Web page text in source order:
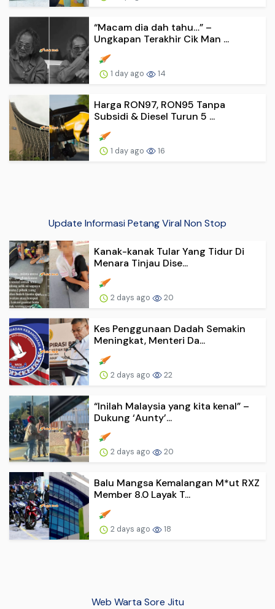
“Macam dia dah tahu…” –
Ungkapan Terakhir Cik Man ...
1 day ago 14
Harga RON97, RON95 Tanpa
Subsidi & Diesel Turun 5 ...
1 day ago 16
Update Informasi Petang Viral Non Stop
Kanak-kanak Tular Yang Tidur Di
Menara Tinjau Dise...
2 days ago 20
Kes Penggunaan Dadah Semakin
Meningkat, Menteri Da...
2 days ago 22
“Inilah Malaysia yang kita kenal” –
Dukung ‘Aunty’...
2 days ago 20
Balu Mangsa Kemalangan M*ut RXZ
Member 8.0 Layak T...
2 days ago 18
Web Warta Sore Jitu